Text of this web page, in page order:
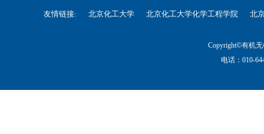
友情链接: 北京化工大学 北京化工大学化学工程学院 北
Copyright©有机
电话：010-